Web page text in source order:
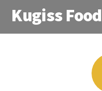
Kugiss Food